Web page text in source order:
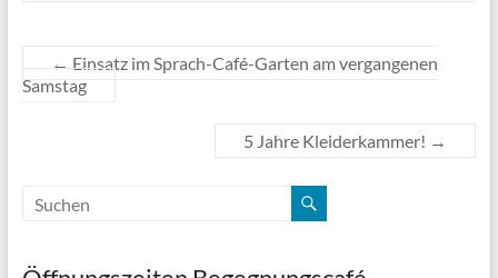
← Einsatz im Sprach-Café-Garten am vergangenen
Samstag
5 Jahre Kleiderkammer! →